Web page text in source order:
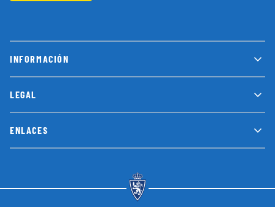
INFORMACIÓN
LEGAL
ENLACES